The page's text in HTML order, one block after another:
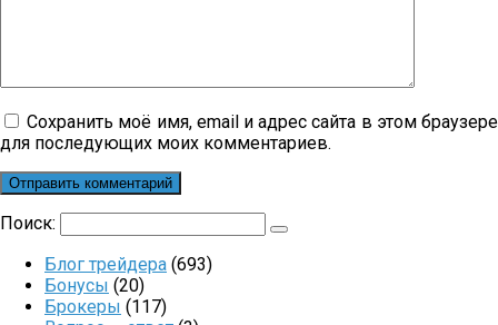
Сохранить моё имя, email и адрес сайта в этом браузере
для последующих моих комментариев.
Поиск:
Блог трейдера (693)
Бонусы (20)
Брокеры (117)